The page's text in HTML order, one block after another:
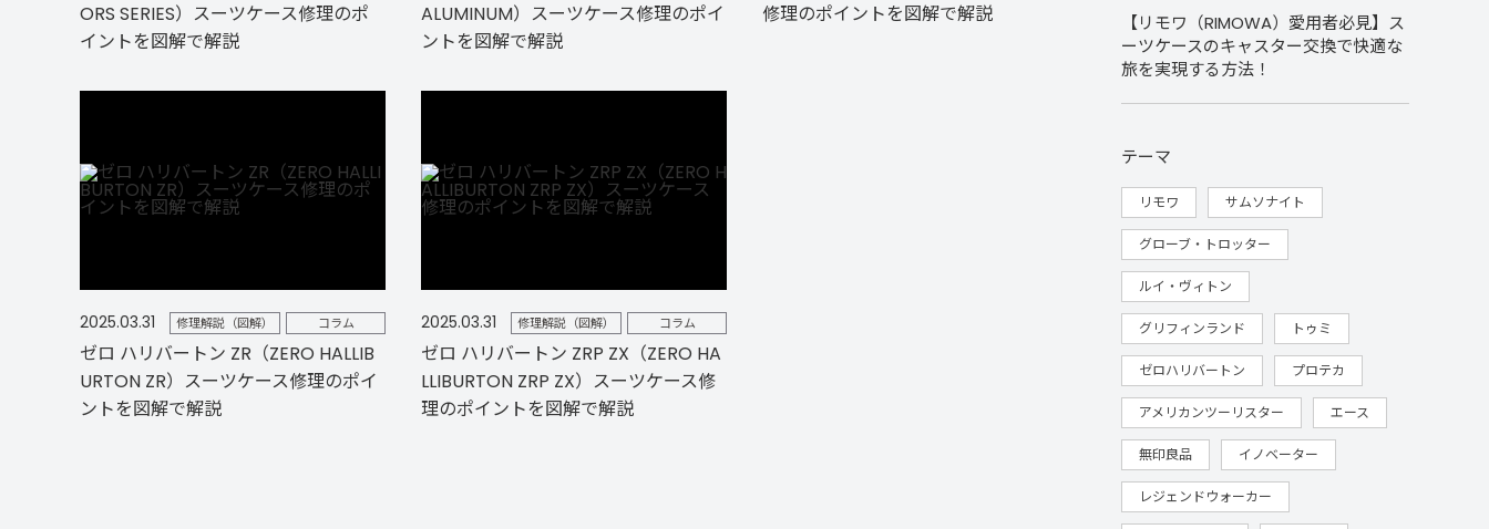
ORS SERIES）スーツケース修理のポ
イントを図解で解説
ALUMINUM）スーツケース修理のポイ
ントを図解で解説
修理のポイントを図解で解説
2025.03.31 コラム
修理解説（図解）
ゼロ ハリバートン ZR（ZERO HALLIB
URTON ZR）スーツケース修理のポイ
ントを図解で解説
2025.03.31 コラム
修理解説（図解）
ゼロ ハリバートン ZRP ZX（ZERO HA
LLIBURTON ZRP ZX）スーツケース修
理のポイントを図解で解説
【リモワ（RIMOWA）愛用者必見】ス
ーツケースのキャスター交換で快適な
旅を実現する方法！
テーマ
リモワ サムソナイト
グローブ・トロッター
ルイ・ヴィトン
グリフィンランド トゥミ
ゼロハリバートン プロテカ
アメリカンツーリスター エース
無印良品 イノベーター
レジェンドウォーカー